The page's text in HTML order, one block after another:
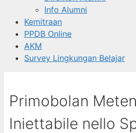
Info Alumni
Kemitraan
PPDB Online
AKM
Survey Lingkungan Belajar
Primobolan
Iniettabile nello